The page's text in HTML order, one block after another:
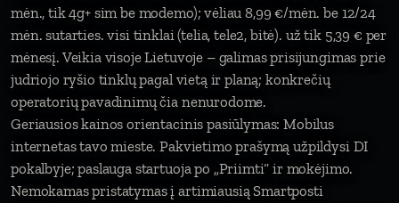
mėn., tik 4g+ sim be modemo); vėliau 8,99 €/mėn. be 12/24
mėn. sutarties. visi tinklai (telia, tele2, bitė). už tik 5,39 € per
mėnesį. Veikia visoje Lietuvoje – galimas prisijungimas prie
judriojo ryšio tinklų pagal vietą ir planą; konkrečių
operatorių pavadinimų čia nenurodome.
Geriausios kainos orientacinis pasiūlymas: Mobilus
internetas tavo mieste. Pakvietimo prašymą užpildysi DI
pokalbyje; paslauga startuoja po „Priimti“ ir mokėjimo.
Nemokamas pristatymas į artimiausią Smartposti